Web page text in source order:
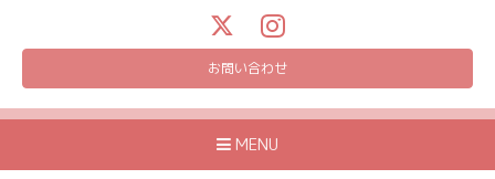
お問い合わせ
MENU